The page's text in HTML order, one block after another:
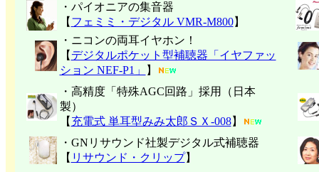
・パイオニアの集音器
【 フェミミ・デジタル VMR-M800】
・ニコンの両耳イヤホン！
【 デジタルポケット型補聴器「イヤファッ
ション NEF-P1」
】
・高精度「特殊AGC回路」採用（日本
製）
【 充電式 単耳型みみ太郎ＳＸ-008】
・GNリサウンド社製デジタル式補聴器
【 リサウンド・クリップ】